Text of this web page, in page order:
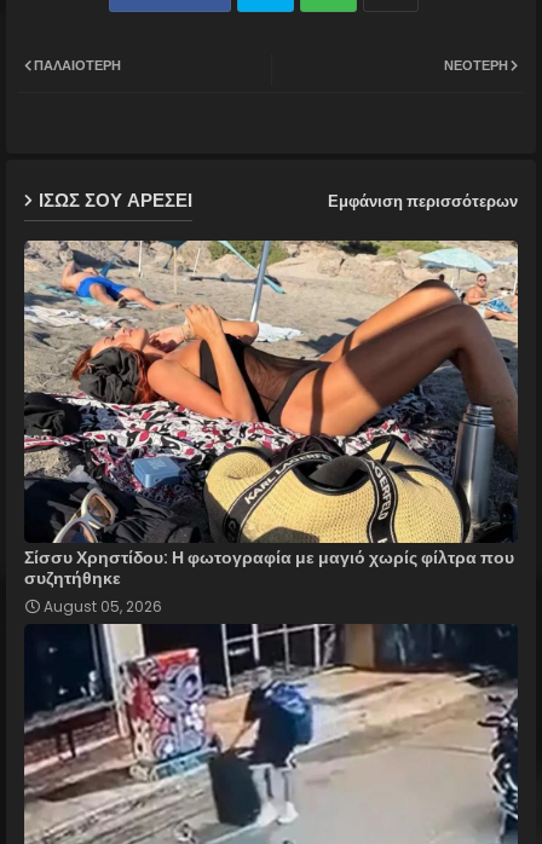
p
ΝΕΌΤΕΡΗ
ΠΑΛΑΙΌΤΕΡΗ
ΙΣΩΣ ΣΟΥ ΑΡΕΣΕΙ Εμφάνιση περισσότερων
Σίσσυ Χρηστίδου: Η φωτογραφία με μαγιό χωρίς φίλτρα που
συζητήθηκε
August 05, 2026